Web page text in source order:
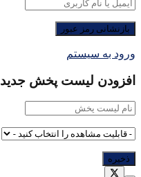
ورود به سیستم
افزودن لیست پخش جدید